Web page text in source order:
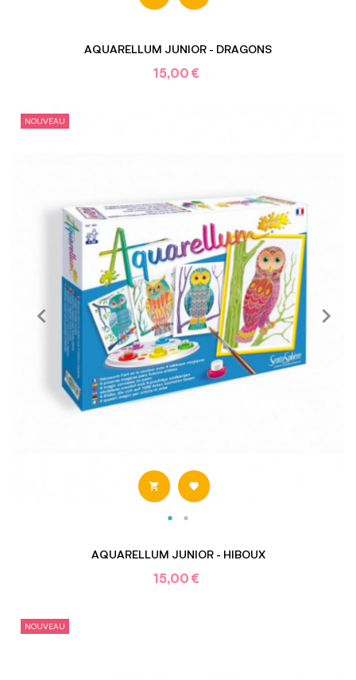
AQUARELLUM JUNIOR - DRAGONS
15,00 €
NOUVEAU
 
AQUARELLUM JUNIOR - HIBOUX
15,00 €
NOUVEAU